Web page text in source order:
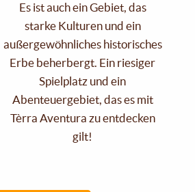
Es ist auch ein Gebiet, das
starke Kulturen und ein
außergewöhnliches historisches
Erbe beherbergt. Ein riesiger
Spielplatz und ein
Abenteuergebiet, das es mit
Tèrra Aventura zu entdecken
gilt!